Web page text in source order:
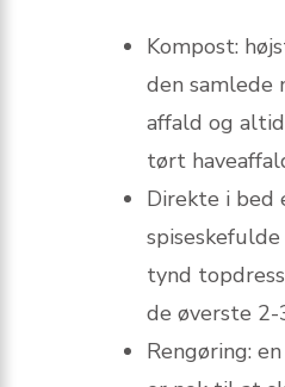
Kompost:
den samlede
affald og
tørt
Direkte i bed
tynd
de øverste 2-
Rengøring: